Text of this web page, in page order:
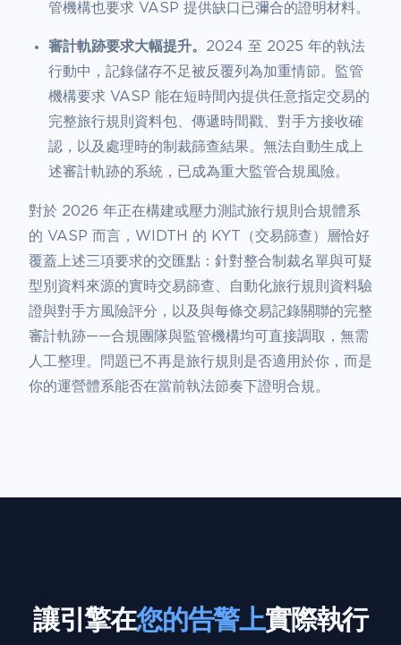
管機構也要求 VASP 提供缺口已彌合的證明材料。
審計軌跡要求大幅提升。
2024 至 2025 年的執法
行動中，記錄儲存不足被反覆列為加重情節。監管
機構要求 VASP 能在短時間內提供任意指定交易的
完整旅行規則資料包、傳遞時間戳、對手方接收確
認，以及處理時的制裁篩查結果。無法自動生成上
述審計軌跡的系統，已成為重大監管合規風險。
對於 2026 年正在構建或壓力測試旅行規則合規體系
的 VASP 而言，WIDTH 的 KYT（交易篩查）層恰好
覆蓋上述三項要求的交匯點：針對整合制裁名單與可疑
型別資料來源的實時交易篩查、自動化旅行規則資料驗
證與對手方風險評分，以及與每條交易記錄關聯的完整
審計軌跡——合規團隊與監管機構均可直接調取，無需
人工整理。問題已不再是旅行規則是否適用於你，而是
你的運營體系能否在當前執法節奏下證明合規。
讓引擎在您的告警上實際執行